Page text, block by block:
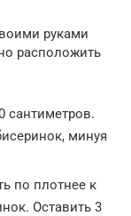
руками
расположить
сантиметров.
минуя
по плотнее к
Оставить 3